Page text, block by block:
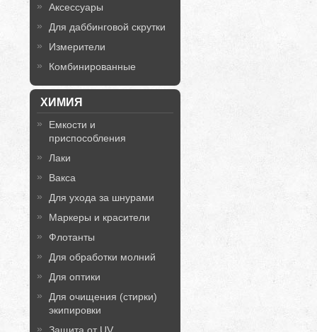
Аксессуары
Для даббинговой скрутки
Измерители
Комбинированные
ХИМИЯ
Емкости и
приспособления
Лаки
Вакса
Для ухода за шнурами
Маркеры и красители
Флотанты
Для обработки молний
Для оптики
Для очищения (стирки)
экипировки